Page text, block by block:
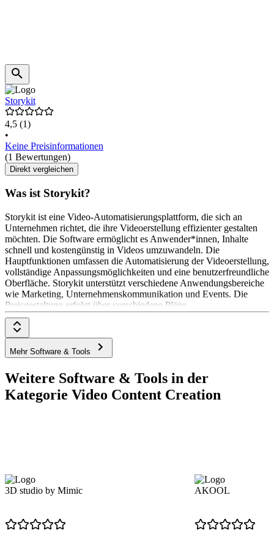
Storykit
4,5 (1)
•
Keine Preisinformationen
(1 Bewertungen)
Direkt vergleichen
Was ist Storykit?
Storykit ist eine Video-Automatisierungsplattform, die sich an
Unternehmen richtet, die ihre Videoerstellung effizienter gestalten
möchten. Die Software ermöglicht es Anwender*innen, Inhalte
schnell und kostengünstig in Videos umzuwandeln. Die
Hauptfunktionen umfassen die Automatisierung der Videoerstellung,
vollständige Anpassungsmöglichkeiten und eine benutzerfreundliche
Oberfläche. Storykit unterstützt verschiedene Anwendungsbereiche
wie Marketing, Unternehmenskommunikation und Events. Die
Preisgestaltung erfolgt über verschiedene Pläne,
Mehr Software & Tools
Weitere Software & Tools in der
Kategorie Video Content Creation
3D studio by Mimic AKOOL